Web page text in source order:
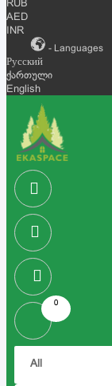
RUB
AED
INR
- Languages
Русский
ქართული
English
0